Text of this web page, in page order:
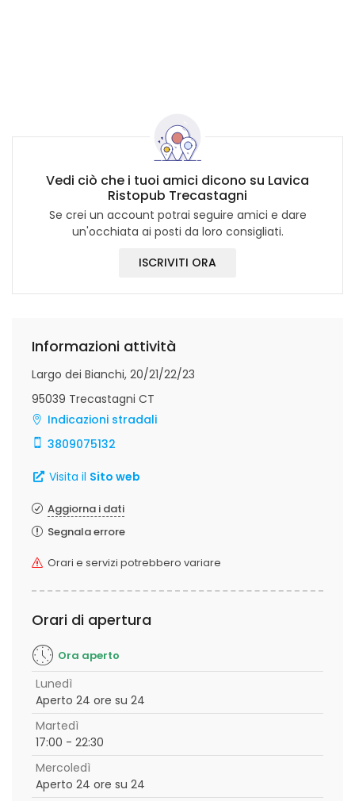
Vedi ciò che i tuoi amici dicono su Lavica
Ristopub Trecastagni
Se crei un account potrai seguire amici e dare
un'occhiata ai posti da loro consigliati.
ISCRIVITI ORA
Informazioni attività
Largo dei Bianchi, 20/21/22/23
95039 Trecastagni CT
Indicazioni stradali
3809075132
Visita il Sito web
Aggiorna i dati
Segnala errore
Orari e servizi potrebbero variare
Orari di apertura
Ora aperto
Lunedì
Aperto 24 ore su 24
Martedì
17:00 - 22:30
Mercoledì
Aperto 24 ore su 24